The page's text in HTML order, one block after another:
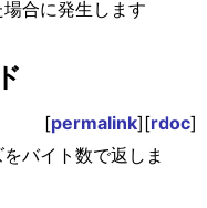
合に発生します
[permalink][rdoc]
バイト数で返しま